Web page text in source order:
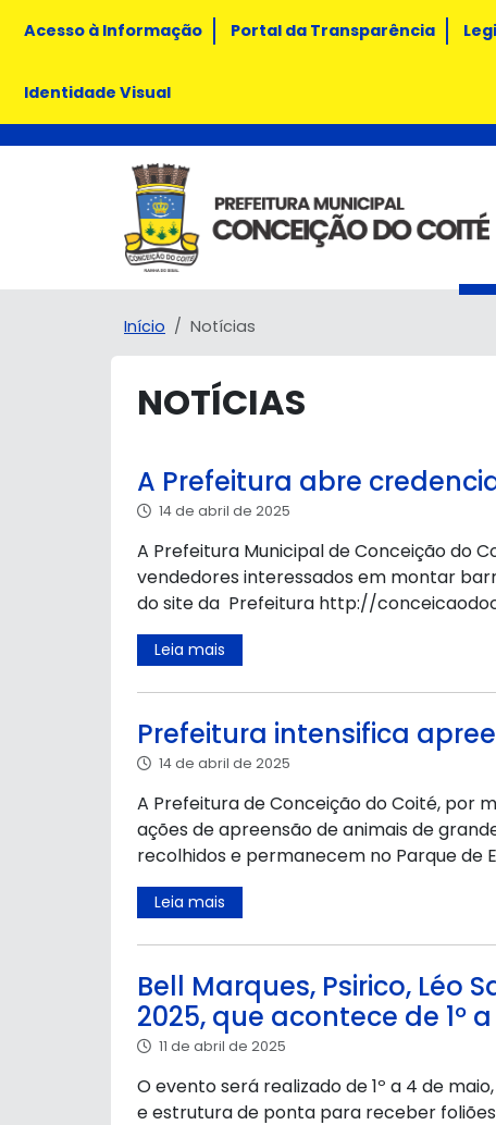
Acesso à Informação Portal da Transparência
Identidade Visual
Início Notícias
NOTÍCIAS
A Prefeitura abre
14 de abril de 2025
A Prefeitura Municipal de Conceição do
vendedores interessados em montar
do site da Prefeitura http://
Leia mais
Prefeitura intensifica
14 de abril de 2025
A Prefeitura de Conceição do Coité, por
ações de apreensão de animais de
recolhidos e permanecem no Parque de
Leia mais
Bell Marques, Psirico, Léo
2025, que acontece de 1º
11 de abril de 2025
O evento será realizado de 1º a 4 de
e estrutura de ponta para receber